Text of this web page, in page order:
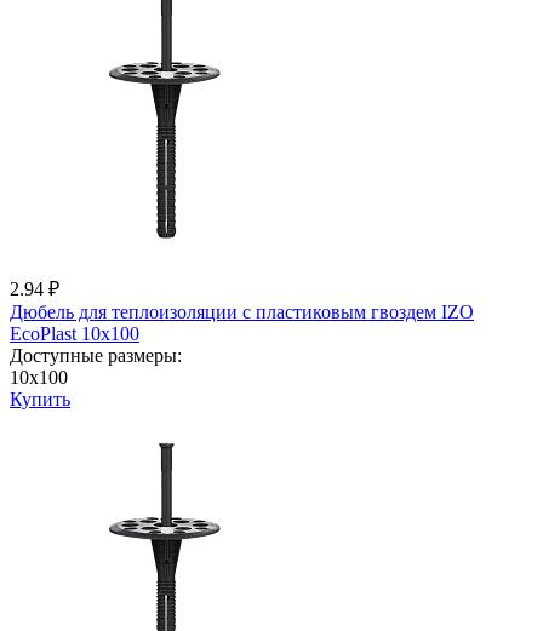
2.94 ₽
Дюбель для теплоизоляции с пластиковым гвоздем IZО
EcoPlast 10x100
Доступные размеры:
10x100
Купить